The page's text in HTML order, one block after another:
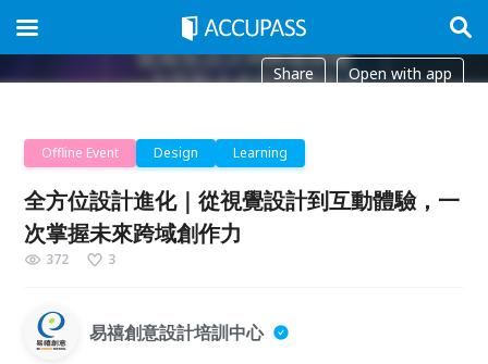
Share Open with app
Offline Event Design Learning
全方位設計進化｜從視覺設計到互動體驗，一
次掌握未來跨域創作力
372 3
易禧創意設計培訓中心